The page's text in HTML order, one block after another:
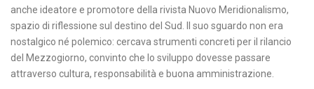
anche ideatore e promotore della rivista Nuovo Meridionalismo,
spazio di riflessione sul destino del Sud. Il suo sguardo non era
nostalgico né polemico: cercava strumenti concreti per il rilancio
del Mezzogiorno, convinto che lo sviluppo dovesse passare
attraverso cultura, responsabilità e buona amministrazione.